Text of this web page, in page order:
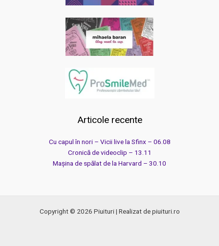
Articole recente
Cu capul în nori – Vicii live la Sfinx – 06.08
Cronică de videoclip – 13.11
Mașina de spălat de la Harvard – 30.10
Copyright © 2026 Piuituri | Realizat de piuituri.ro